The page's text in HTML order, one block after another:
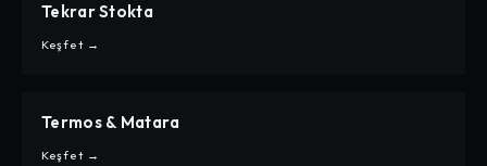
CARPE
TEKRAR STOKTA
Tekrar Stokta
Keşfet →
CARPE
TERMOS & MATARA
Termos & Matara
Keşfet →